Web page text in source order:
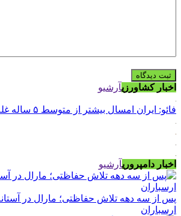
اخبار کشاورزیآرشیو
فائو: ایران امسال بیشتر از متوسط ۵ ساله غله تولید می‌کند
اخبار دامپروریآرشیو
پس از سه دهه تلاش حفاظتی؛ مارال در
ارسباران